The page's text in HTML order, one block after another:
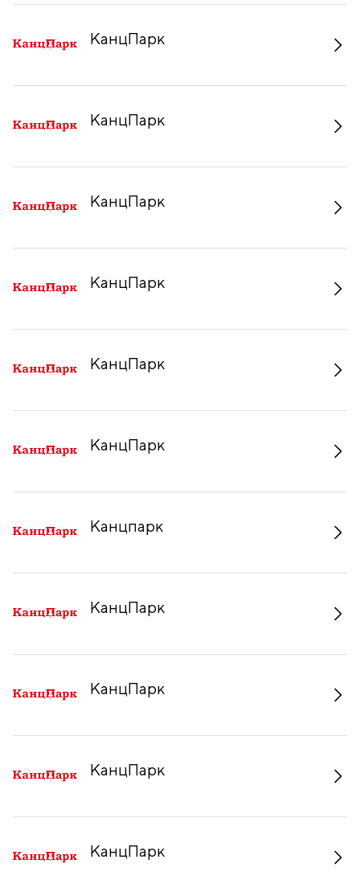
КанцПарк
КанцПарк
КанцПарк
КанцПарк
КанцПарк
КанцПарк
Канцпарк
КанцПарк
КанцПарк
КанцПарк
КанцПарк